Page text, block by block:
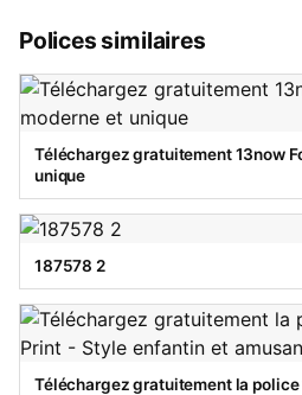
Polices similaires
Téléchargez gratuitement 13now
unique
187578 2
Téléchargez gratuitement la